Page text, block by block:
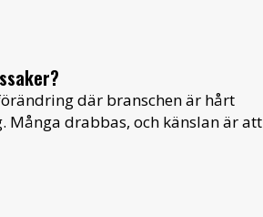
där branschen är hårt
drabbas, och känslan är att